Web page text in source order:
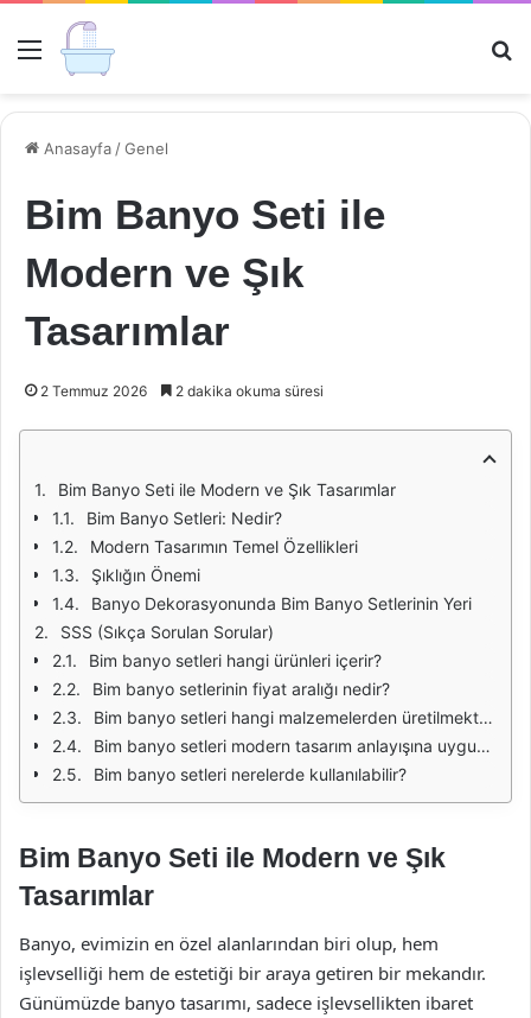
Menü
Anasayfa /Genel
Bim Banyo Seti ile
Modern ve Şık
Tasarımlar
2 Temmuz 2026 2 dakika okuma süresi
Bim Banyo Seti ile Modern ve Şık Tasarımlar
Bim Banyo Setleri: Nedir?
Modern Tasarımın Temel Özellikleri
Şıklığın Önemi
Banyo Dekorasyonunda Bim Banyo Setlerinin Yeri
SSS (Sıkça Sorulan Sorular)
Bim banyo setleri hangi ürünleri içerir?
Bim banyo setlerinin fiyat aralığı nedir?
Bim banyo setleri hangi malzemelerden üretilmektedir?
Bim banyo setleri modern tasarım anlayışına uygun mu?
Bim banyo setleri nerelerde kullanılabilir?
Bim Banyo Seti ile Modern ve Şık
Tasarımlar
Banyo, evimizin en özel alanlarından biri olup, hem
işlevselliği hem de estetiği bir araya getiren bir mekandır.
Günümüzde banyo tasarımı, sadece işlevsellikten ibaret